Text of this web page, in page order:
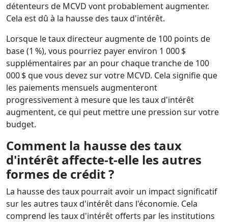
détenteurs de MCVD vont probablement augmenter.
Cela est dû à la hausse des taux d'intérêt.
Lorsque le taux directeur augmente de 100 points de
base (1 %), vous pourriez payer environ 1 000 $
supplémentaires par an pour chaque tranche de 100
000 $ que vous devez sur votre MCVD. Cela signifie que
les paiements mensuels augmenteront
progressivement à mesure que les taux d'intérêt
augmentent, ce qui peut mettre une pression sur votre
budget.
Comment la hausse des taux
d'intérêt affecte-t-elle les autres
formes de crédit ?
La hausse des taux pourrait avoir un impact significatif
sur les autres taux d'intérêt dans l'économie. Cela
comprend les taux d'intérêt offerts par les institutions